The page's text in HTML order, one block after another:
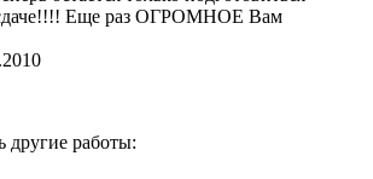
Еще раз ОГРОМНОЕ Вам
другие работы: